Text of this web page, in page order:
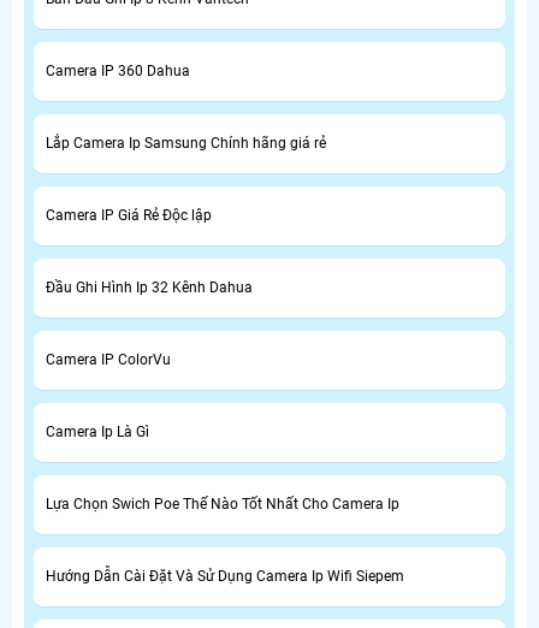
Camera IP 360 Dahua
Lắp Camera Ip Samsung Chính hãng giá rẻ
Camera IP Giá Rẻ Độc lập
Đầu Ghi Hình Ip 32 Kênh Dahua
Camera IP ColorVu
Camera Ip Là Gì
Lựa Chọn Swich Poe Thế Nào Tốt Nhất Cho Camera Ip
Hướng Dẫn Cài Đặt Và Sử Dụng Camera Ip Wifi Siepem